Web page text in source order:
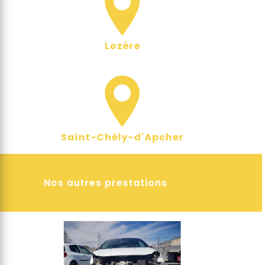
Lozère
Saint-Chély-d'Apcher
Nos autres prestations